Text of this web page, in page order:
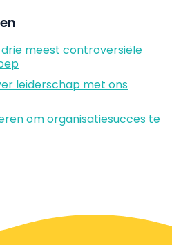
drie meest controversiële
leiderschap met ons
om organisatiesucces te